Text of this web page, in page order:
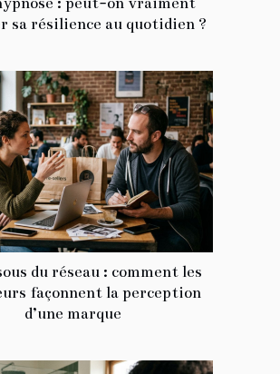
sa résilience au quotidien ?
du réseau : comment les
façonnent la perception
d’une marque